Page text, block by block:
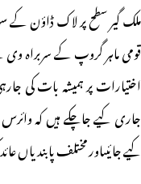
ملک گیر سطح پر لاک ڈاؤن کے
قومی ماہر گروپ کے سربراہ
اختیارات پر ہمیشہ بات کی
جاری کیے جاچکے ہیں کہ
کیے جائیںاور مختلف پابندیاں